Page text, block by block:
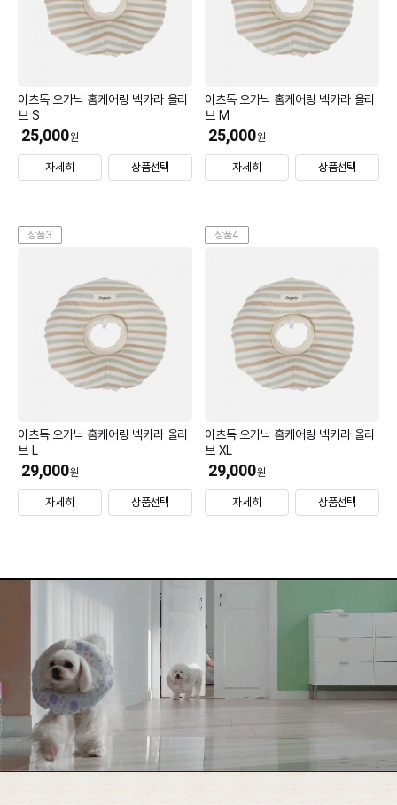
이츠독 오가닉 홈케어링 넥카라 올리
브 S
25,000원
자세히 상품선택
이츠독 오가닉 홈케어링 넥카라 올리
브 M
25,000원
자세히 상품선택
상품3
이츠독 오가닉 홈케어링 넥카라 올리
브 L
29,000원
자세히 상품선택
상품4
이츠독 오가닉 홈케어링 넥카라 올리
브 XL
29,000원
자세히 상품선택